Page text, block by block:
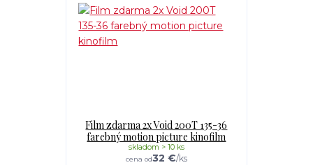
Film zdarma 2x Void 200T 135-36
farebný motion picture kinofilm
cena od32 €/ks
skladom > 10 ks